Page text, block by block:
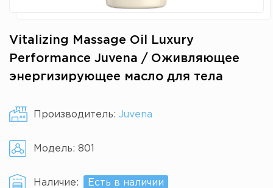
Vitalizing Massage Oil Luxury
Performance Juvena / Оживляющее
энергизирующее масло для тела
Производитель: Juvena
Модель: 801
Наличие: Есть в наличии